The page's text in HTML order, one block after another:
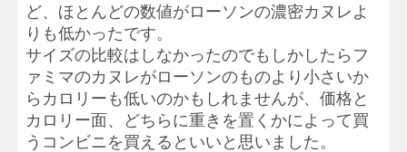
ど、ほとんどの数値がローソンの濃密カヌレよ
りも低かったです。
サイズの比較はしなかったのでもしかしたらフ
ァミマのカヌレがローソンのものより小さいか
らカロリーも低いのかもしれませんが、価格と
カロリー面、どちらに重きを置くかによって買
うコンビニを買えるといいと思いました。